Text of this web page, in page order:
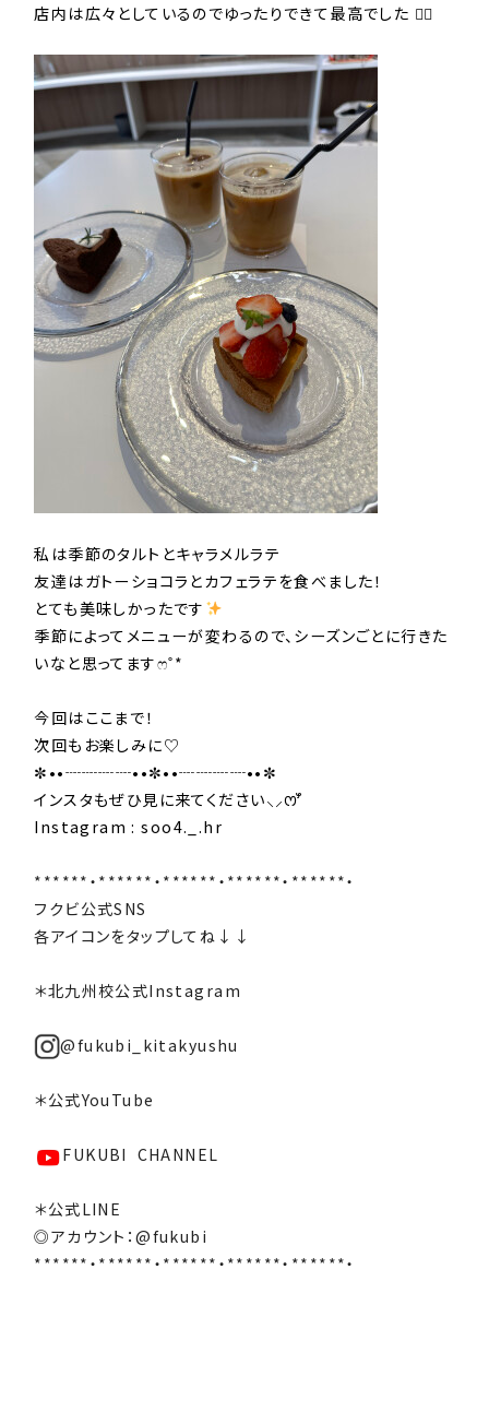
店内は広々としているのでゆったりできて最高でした ♡⃛
私は季節のタルトとキャラメルラテ
友達はガトーショコラとカフェラテを食べました！
とても美味しかったです
季節によってメニューが変わるので、シーズンごとに行きた
いなと思ってますෆ˚*
今回はここまで！
次回もお楽しみに♡
✼••┈┈┈┈••✼••┈┈┈┈••✼
インスタもぜひ見に来てください⸜⸝‍ꯁꯧ
Instagram : soo4._.hr
******・******・******・******・******・
フクビ公式SNS
各アイコンをタップしてね↓↓
＊北九州校公式Instagram
@fukubi_kitakyushu
＊公式YouTube
FUKUBI CHANNEL
＊公式LINE
◎アカウント：@fukubi
******・******・******・******・******・